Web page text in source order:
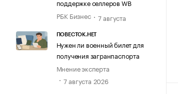
поддержке селлеров WB
РБК Бизнес
7 августа
ПОВЕСТОК.НЕТ
Нужен ли военный билет для
получения загранпаспорта
Мнение эксперта
7 августа 2026